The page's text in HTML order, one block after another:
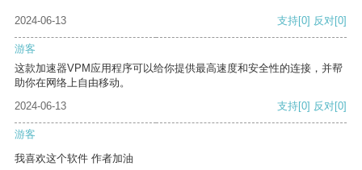
2024-06-13 支持[0] 反对[0]
游客
这款加速器VPM应用程序可以给你提供最高速度和安全性的连接，并帮
助你在网络上自由移动。
2024-06-13
支持[0] 反对[0]
游客
我喜欢这个软件 作者加油